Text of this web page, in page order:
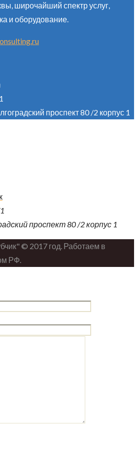
широчайший спектр услуг,
и оборудование.
проспект 80 /2 корпус 1
проспект 80 /2 корпус 1
© 2017 год. Работаем в
РФ.